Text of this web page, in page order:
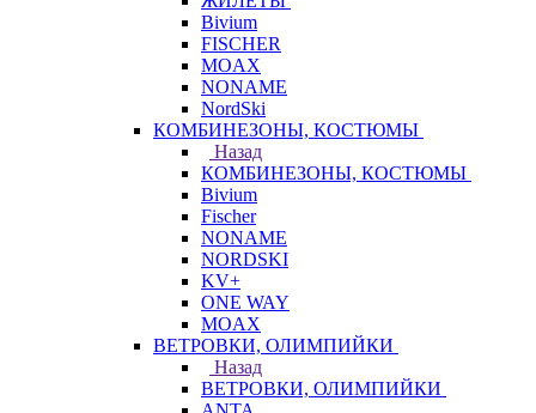
Bivium
FISCHER
MOAX
NONAME
NordSki
КОМБИНЕЗОНЫ, КОСТЮМЫ
Назад
КОМБИНЕЗОНЫ, КОСТЮМЫ
Bivium
Fischer
NONAME
NORDSKI
KV+
ONE WAY
MOAX
ВЕТРОВКИ, ОЛИМПИЙКИ
Назад
ВЕТРОВКИ, ОЛИМПИЙКИ